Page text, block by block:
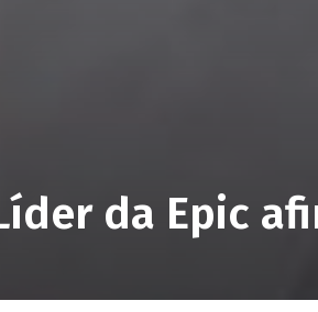
da Epic